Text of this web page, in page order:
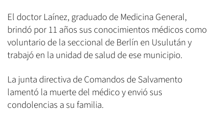
El doctor Laínez, graduado de Medicina General,
brindó por 11 años sus conocimientos médicos como
voluntario de la seccional de Berlín en Usulután y
trabajó en la unidad de salud de ese municipio.
La junta directiva de Comandos de Salvamento
lamentó la muerte del médico y envió sus
condolencias a su familia.